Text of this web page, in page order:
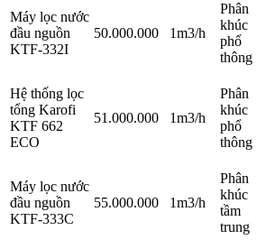
Máy lọc nước
đầu nguồn
KTF-332I
50.000.000 1m3/h
Phân
khúc
phổ
thông
Hệ thống lọc
tổng Karofi
KTF 662
ECO
51.000.000 1m3/h
Phân
khúc
phổ
thông
Máy lọc nước
đầu nguồn
KTF-333C
55.000.000 1m3/h
Phân
khúc
tầm
trung